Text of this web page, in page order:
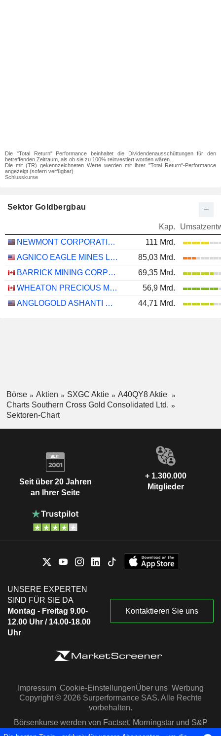
Die "Total Return" Performance beinhaltet die Dividendenausschüttungen für den
betreffenden Zeitraum, als ob sie zu 100% reinvestiert worden wären.
Die mit (TR) gekennzeichneten Werte werden mit ihrer "Total Return"-Performance
angezeigt (sofern verfügbar)
Schlusskurse
Sektor Goldbergbau
Kap.
NEWMONT CORPORATION
111 Mrd.
AGNICO EAGLE MINES LIMITED
85,03 Mrd.
BARRICK MINING CORPORATION
69,35 Mrd.
WHEATON PRECIOUS METALS CORP.
56,9 Mrd.
ANGLOGOLD ASHANTI PLC
44,71 Mrd.
Börse Aktien SXGC Aktie
A40QY8 Aktie
Charts Southern Cross Gold Consolidated Ltd.
Sektoren-Chart
Seit über 20 Jahren
an Ihrer Seite
+ 1.300.000
Mitglieder
UNSERE EXPERTEN
SIND FÜR SIE DA
Montag - Freitag 9.00-
12.00 Uhr / 14.00-18.00
Uhr
Kontaktieren Sie uns
Impressum Cookie-EinstellungenÜber uns Werbung
Copyright © 2026 Surperformance SAS. Alle Rechte
vorbehalten.
Börsenkurse werden von Factset, Morningstar und S&P
Capital IQ zur Verfügung gestellt